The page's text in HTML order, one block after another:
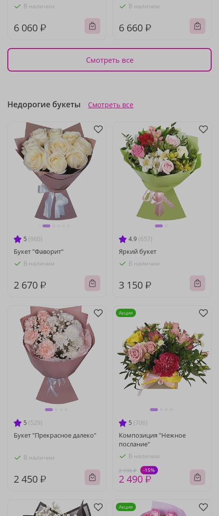
В наличии
6 060 ₽
В наличии
6 660 ₽
Смотреть все
Недорогие букеты Смотреть все
5 (960)
Букет "Фаворит"
В наличии
2 670 ₽
4.9 (657)
Яркий букет
В наличии
3 150 ₽
5 (529)
Букет "Прекрасное далеко"
В наличии
2 450 ₽
5 (706)
Композиция "Нежное
послание"
В наличии
2 930 ₽ -15%
2 490 ₽
Акция
Акция